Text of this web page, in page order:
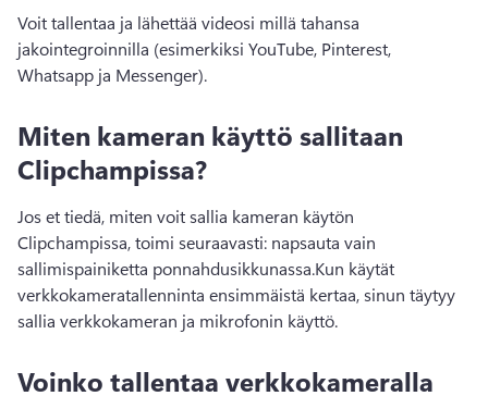
Voit tallentaa ja lähettää videosi millä tahansa
jakointegroinnilla (esimerkiksi YouTube, Pinterest,
Whatsapp ja Messenger).
Miten kameran käyttö sallitaan
Clipchampissa?
Jos et tiedä, miten voit sallia kameran käytön
Clipchampissa, toimi seuraavasti: napsauta vain
sallimispainiketta ponnahdusikkunassa.Kun käytät
verkkokameratallenninta ensimmäistä kertaa, sinun täytyy
sallia verkkokameran ja mikrofonin käyttö.
Voinko tallentaa verkkokameralla